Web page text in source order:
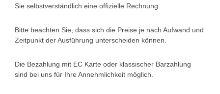
Sie selbstverständlich eine offizielle Rechnung.
Bitte beachten Sie, dass sich die Preise je nach Aufwand und
Zeitpunkt der Ausführung unterscheiden können.
Die Bezahlung mit EC Karte oder klassischer Barzahlung
sind bei uns für Ihre Annehmlichkeit möglich.